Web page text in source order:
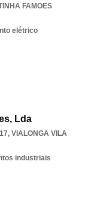
FAMOES
elétrico
Lda
, VIALONGA VILA
industriais